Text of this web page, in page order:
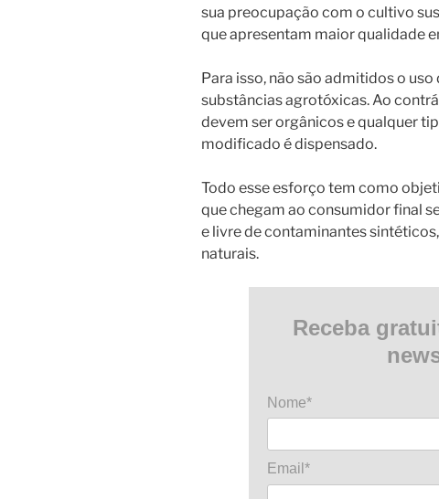
sua preocupação com o cultivo
que apresentam maior qualidade
Para isso, não são admitidos o
substâncias agrotóxicas. Ao
devem ser orgânicos e qualquer
modificado é dispensado.
Todo esse esforço tem como
que chegam ao consumidor final
e livre de contaminantes
naturais.
Receba
Nome*
Email*